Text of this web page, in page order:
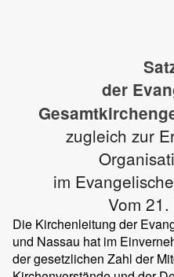
der
zugleich zur
im
Vom
Die Kirchenleitung der
und Nassau hat im
der gesetzlichen Zahl der